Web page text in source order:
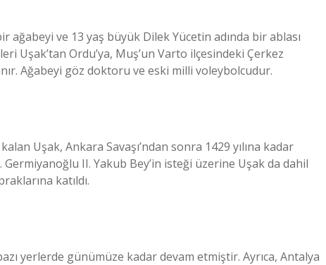
ağabeyi ve 13 yaş büyük Dilek Yücetin adında bir ablası
Uşak’tan Ordu’ya, Muş’un Varto ilçesindeki Çerkez
Ağabeyi göz doktoru ve eski milli voleybolcudur.
Uşak, Ankara Savaşı’ndan sonra 1429 yılına kadar
II. Yakub Bey’in isteği üzerine Uşak da dahil
katıldı.
yerlerde günümüze kadar devam etmiştir. Ayrıca, Antalya